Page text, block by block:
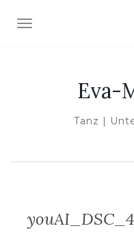
NAVIGATION
Eva-
Tanz |